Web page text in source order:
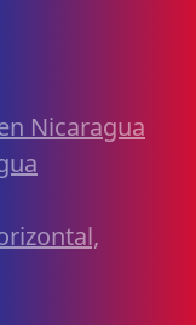
Nicaragua